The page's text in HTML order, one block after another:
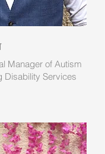
Manager of Autism
Disability Services